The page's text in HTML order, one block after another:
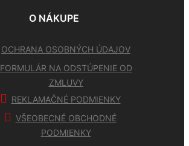
O NÁKUPE
OCHRANA OSOBNÝCH ÚDAJOV
FORMULÁR NA ODSTÚPENIE OD
ZMLUVY
REKLAMAČNÉ PODMIENKY
VŠEOBECNÉ OBCHODNÉ
PODMIENKY